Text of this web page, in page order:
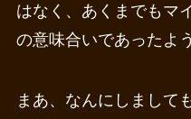
はなく、あくまでもマ
の意味合いであったよ
まあ、なんにしまして